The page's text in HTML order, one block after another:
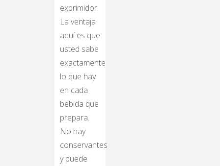
exprimidor.
La ventaja
aquí es que
usted sabe
exactamente
lo que hay
en cada
bebida que
prepara.
No hay
conservantes
y puede